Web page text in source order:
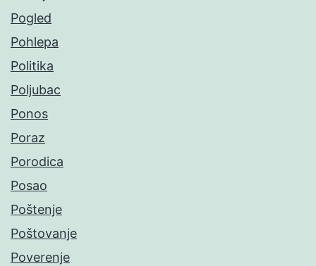
Pogled
Pohlepa
Politika
Poljubac
Ponos
Poraz
Porodica
Posao
Poštenje
Poštovanje
Poverenje